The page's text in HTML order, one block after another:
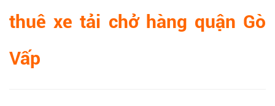
thuê xe tải chở hàng quận Gò
Vấp